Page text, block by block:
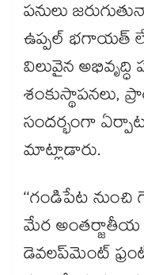
పనులు
ఉప్పల్ భగాయత్
విలువైన అభివృద్ధి
శంకుస్థాపనలు,
సందర్భంగా
మాట్లాడారు.
‘‘గండిపేట నుంచి
మేర
డెవలప్‌‌మెంట్‌‌